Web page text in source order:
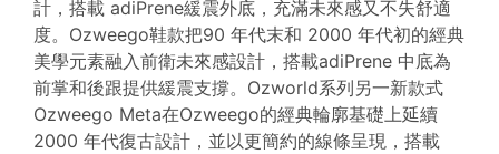
計，搭載 adiPrene緩震外底，充滿未來感又不失舒適
度。Ozweego鞋款把90 年代末和 2000 年代初的經典
美學元素融入前衛未來感設計，搭載adiPrene 中底為
前掌和後跟提供緩震支撐。Ozworld系列另一新款式
Ozweego Meta在Ozweego的經典輪廓基礎上延續
2000 年代復古設計，並以更簡約的線條呈現，搭載